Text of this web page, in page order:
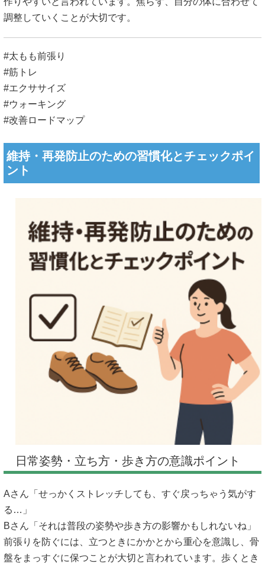
調整していくことが大切です。
#太もも前張り
#筋トレ
#エクササイズ
#ウォーキング
#改善ロードマップ
維持・再発防止のための習慣化とチェックポイ
ント
日常姿勢・立ち方・歩き方の意識ポイント
Aさん「せっかくストレッチしても、すぐ戻っちゃう気がす
る…」
Bさん「それは普段の姿勢や歩き方の影響かもしれないね」
前張りを防ぐには、立つときにかかとから重心を意識し、骨
盤をまっすぐに保つことが大切と言われています。歩くとき